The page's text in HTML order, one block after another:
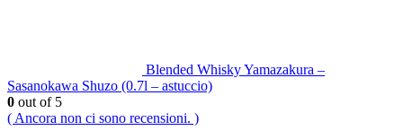
Blended Whisky Yamazakura –
Sasanokawa Shuzo (0.7l – astuccio)
0 out of 5
( Ancora non ci sono recensioni. )